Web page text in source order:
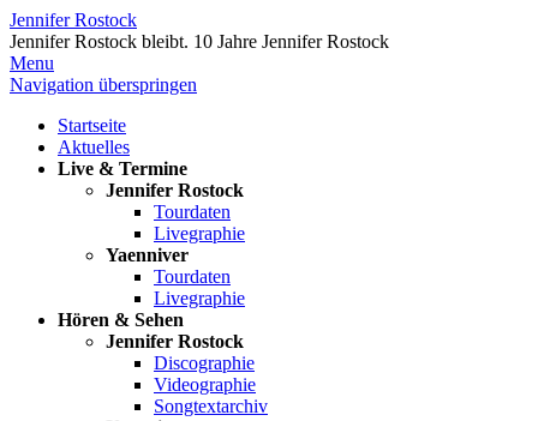
Jennifer Rostock
Jennifer Rostock bleibt. 10 Jahre Jennifer Rostock
Menu
Navigation überspringen
Startseite
Aktuelles
Live & Termine
Jennifer Rostock
Tourdaten
Livegraphie
Yaenniver
Tourdaten
Livegraphie
Hören & Sehen
Jennifer Rostock
Discographie
Videographie
Songtextarchiv